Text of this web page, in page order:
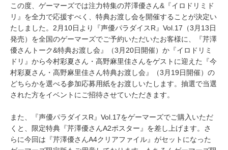
この度、ゲーマーズでは注力特集の芹澤優さん&『イロドリミド
リ』を全力で応援すべく、特典お渡し会を開催することが決定い
たしました。2月10日より『声優パラダイスR』Vol.17（3月13日
発売）を全国のゲーマーズでご予約いただいたお客様に、『芹澤
優さんトーク&特典お渡し会』（3月20日開催）か『イロドリミ
ドリ』から今村彩夏さん・高野麻里佳さんをゲストに迎えた『今
村彩夏さん・高野麻里佳さん特典お渡し会』（3月19日開催）の
どちらかを選べる参加応募用紙をお渡しいたします。抽選で当選
された方をイベントにご招待させていただきます。
また、『声優パラダイスR』Vol.17をゲーマーズでご購入いただ
くと、限定特典『芹澤優さんA2ポスター』を差し上げます。さ
らに今回は『芹澤優さんA4クリアファイル』がセットになった